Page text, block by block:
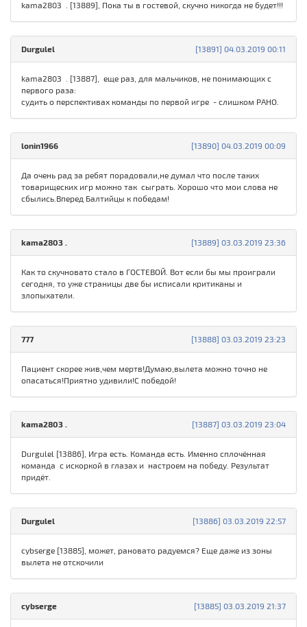
kamа280З . [13889], Пока ты в гостевой, скучно никогда не будет!!!
[13891] 04.03.2019 00:11
Durgulel
kamа280З . [13887], еще раз, для мальчиков, не понимающих с
первого раза:
судить о перспективах команды по первой игре - слишком РАНО.
[13890] 04.03.2019 00:09
lonin1966
Да очень рад за ребят порадовали,не думал что после таких
товарищеских игр можно так сыграть. Хорошо что мои слова не
сбылись.Вперед Балтийцы к победам!
[13889] 03.03.2019 23:36
kamа280З .
Как то скучновато стало в ГОСТЕВОЙ. Вот если бы мы проиграли
сегодня, то уже страницы две бы исписали критиканы и
злопыхатели.
[13888] 03.03.2019 23:23
777
Пациент скорее жив,чем мертв!Думаю,вылета можно точно не
опасаться!Приятно удивили!С победой!
[13887] 03.03.2019 23:04
kamа280З .
Durgulel [13886], Игра есть. Команда есть. Именно сплочённая
команда с искоркой в глазах и настроем на победу. Результат
придёт.
[13886] 03.03.2019 22:57
Durgulel
cybserge [13885], может, рановато радуемся? Еще даже из зоны
вылета не отскочили
[13885] 03.03.2019 21:37
cybserge